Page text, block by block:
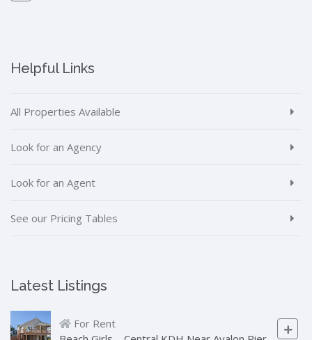
Helpful Links
All Properties Available
Look for an Agency
Look for an Agent
See our Pricing Tables
Latest Listings
For Rent